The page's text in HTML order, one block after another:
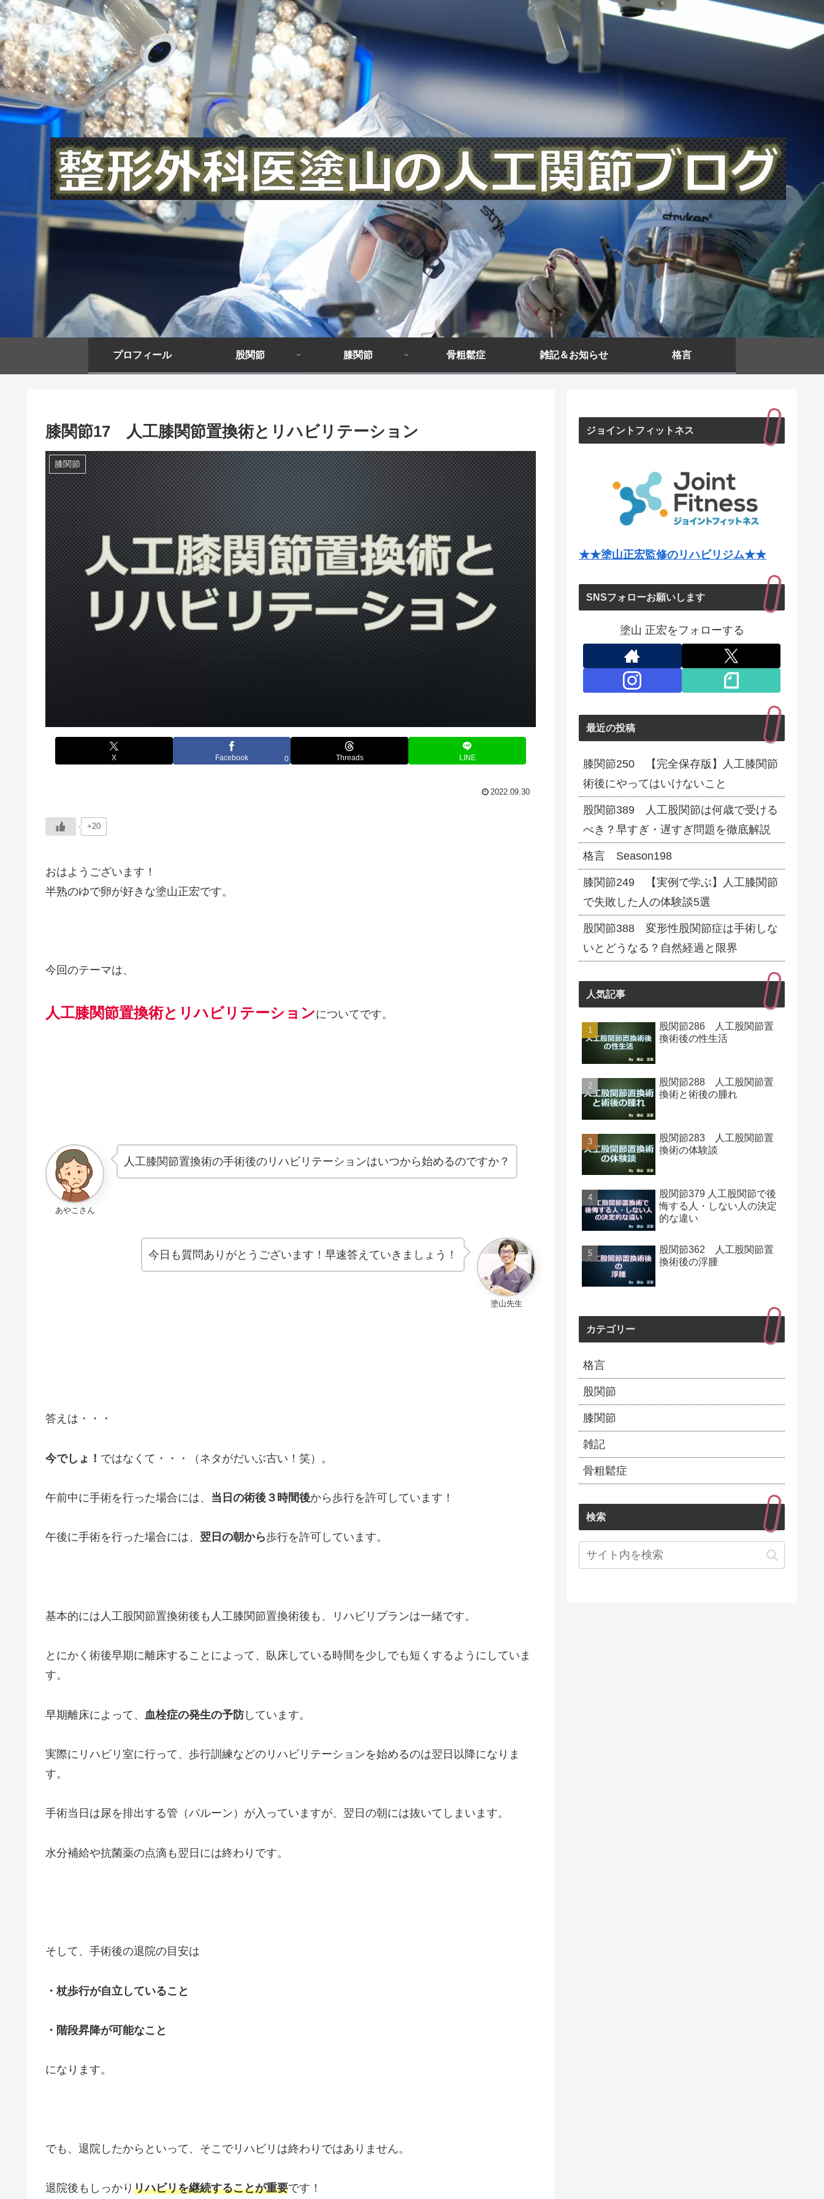
プロフィール 股関節 膝関節 骨粗鬆症 雑記＆お知らせ 格言
膝関節17 人工膝関節置換術とリハビリテーション
膝関節
X Facebook 0 Threads LINE
2022.09.30
+20
おはようございます！
半熟のゆで卵が好きな塗山正宏です。
今回のテーマは、
人工膝関節置換術とリハビリテーションについてです。
あやこさん
人工膝関節置換術の手術後のリハビリテーションはいつから始めるのですか？
塗山先生
今日も質問ありがとうございます！早速答えていきましょう！
答えは・・・
今でしょ！ ではなくて・・・（ネタがだいぶ古い！笑）。
午前中に手術を行った場合には、 当日の術後３時間後から歩行を許可しています！
午後に手術を行った場合には、 翌日の朝から歩行を許可しています。
基本的には人工股関節置換術後も人工膝関節置換術後も、リハビリプランは一緒です。
とにかく術後早期に離床することによって、臥床している時間を少しでも短くするようにしていま
す。
早期離床によって、 血栓症の発生の予防しています。
実際にリハビリ室に行って、歩行訓練などのリハビリテーションを始めるのは翌日以降になりま
す。
手術当日は尿を排出する管（バルーン）が入っていますが、翌日の朝には抜いてしまいます。
水分補給や抗菌薬の点滴も翌日には終わりです。
そして、手術後の退院の目安は
・杖歩行が自立していること
・階段昇降が可能なこと
になります。
でも、退院したからといって、そこでリハビリは終わりではありません。
退院後もしっかり リハビリを継続することが重要です！
ジョイントフィットネス
★★塗山正宏監修のリハビリジム★★
SNSフォローお願いします
塗山 正宏をフォローする
最近の投稿
膝関節250 【完全保存版】人工膝関節
術後にやってはいけないこと
股関節389 人工股関節は何歳で受ける
べき？早すぎ・遅すぎ問題を徹底解説
格言 Season198
膝関節249 【実例で学ぶ】人工膝関節
で失敗した人の体験談5選
股関節388 変形性股関節症は手術しな
いとどうなる？自然経過と限界
人気記事
股関節286 人工股関節置
換術後の性生活
股関節288 人工股関節置
換術と術後の腫れ
股関節283 人工股関節置
換術の体験談
股関節379 人工股関節で後
悔する人・しない人の決定
的な違い
股関節362 人工股関節置
換術後の浮腫
カテゴリー
格言
股関節
膝関節
雑記
骨粗鬆症
検索